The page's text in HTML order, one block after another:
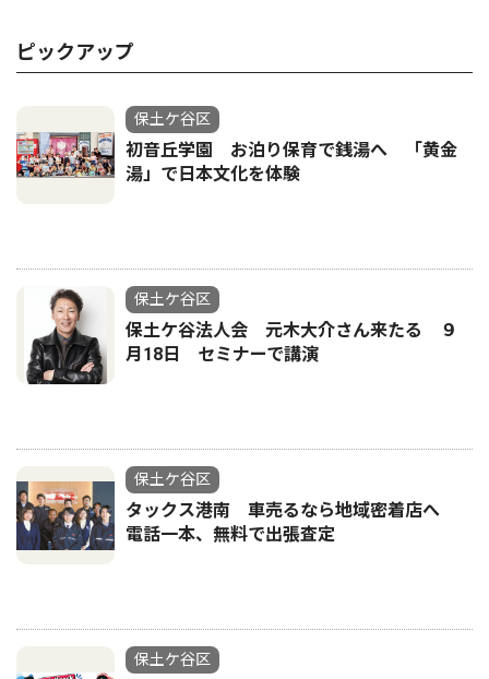
ピックアップ
保土ケ谷区
初音丘学園 お泊り保育で銭湯へ 「黄金
湯」で日本文化を体験
保土ケ谷区
保土ケ谷法人会 元木大介さん来たる ９
月18日 セミナーで講演
保土ケ谷区
タックス港南 車売るなら地域密着店へ
電話一本、無料で出張査定
保土ケ谷区